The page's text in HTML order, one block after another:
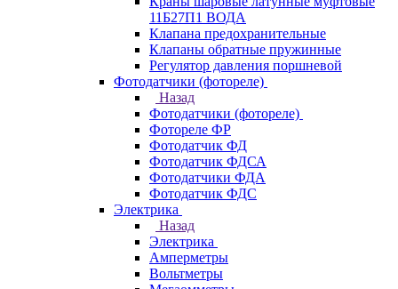
11Б27П1 ВОДА
Клапана предохранительные
Клапаны обратные пружинные
Регулятор давления поршневой
Фотодатчики (фотореле)
Назад
Фотодатчики (фотореле)
Фотореле ФР
Фотодатчик ФД
Фотодатчик ФДСА
Фотодатчики ФДА
Фотодатчик ФДС
Электрика
Назад
Электрика
Амперметры
Вольтметры